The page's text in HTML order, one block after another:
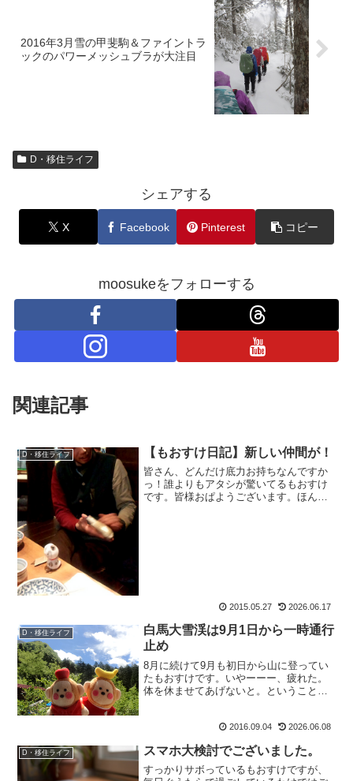
2016年3月雪の甲斐駒＆ファイントラ
ックのパワーメッシュブラが大注目
D・移住ライフ
シェアする
X Facebook Pinterest コピー
moosukeをフォローする
関連記事
D・移住ライフ 【もおすけ日記】新しい仲間が！
皆さん、どんだけ底力お持ちなんですか
っ！誰よりもアタシが驚いてるもおすけ
です。皆様おぱようございます。ほんと
2015.05.27 2026.06.17
D・移住ライフ
白馬大雪渓は9月1日から一時通行
止め
8月に続けて9月も初日から山に登ってい
たもおすけです。いやーーー、疲れた。
体を休ませてあげないと。ということ
行に買い物に。そして断捨離。古い布類
2016.09.04 2026.06.08
D・移住ライフ スマホ大検討でございました。
すっかりサボっているもおすけですが、